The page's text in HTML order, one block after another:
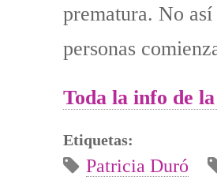
prematura. No
personas
Toda la info de
Etiquetas:
Patricia Duró